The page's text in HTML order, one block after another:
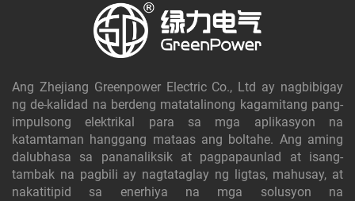
Ang Zhejiang Greenpower Electric Co., Ltd ay nagbibigay
ng de-kalidad na berdeng matatalinong kagamitang pang-
impulsong elektrikal para sa mga aplikasyon na
katamtaman hanggang mataas ang boltahe. Ang aming
dalubhasa sa pananaliksik at pagpapaunlad at isang-
tambak na pagbili ay nagtataglay ng ligtas, mahusay, at
nakatitipid sa enerhiya na mga solusyon na